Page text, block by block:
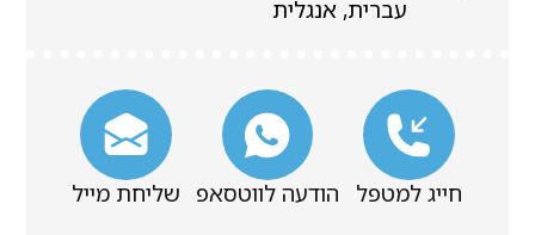
עברית, אנגלית
חייג למטפל הודעה לווטסאפ שליחת מייל